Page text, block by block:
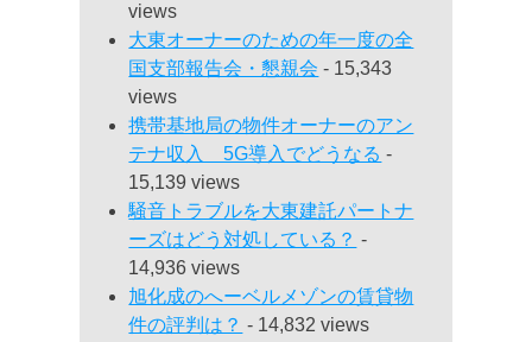
views
大東オーナーのための年一度の全
国支部報告会・懇親会 - 15,343
views
携帯基地局の物件オーナーのアン
テナ収入 5G導入でどうなる -
15,139 views
騒音トラブルを大東建託パートナ
ーズはどう対処している？ -
14,936 views
旭化成のへーベルメゾンの賃貸物
件の評判は？ - 14,832 views